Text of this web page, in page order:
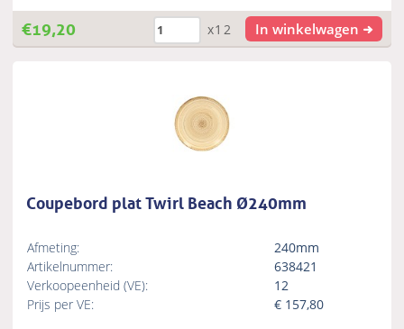
€19,20 x12 In winkelwagen
Coupebord plat Twirl Beach Ø240mm
Afmeting:
240mm
Artikelnummer:
638421
Verkoopeenheid (VE):
12
Prijs per VE:
€ 157,80